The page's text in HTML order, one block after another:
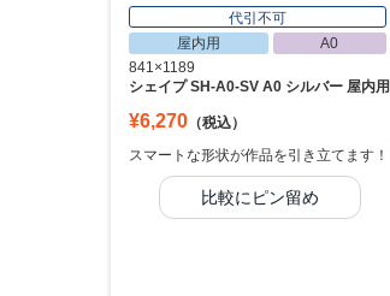
代引不可
屋内用
A0
841×1189
シェイプ SH-A0-SV A0 シルバー 屋内用
¥6,270 （税込）
スマートな形状が作品を引き立てます！
比較にピン留め